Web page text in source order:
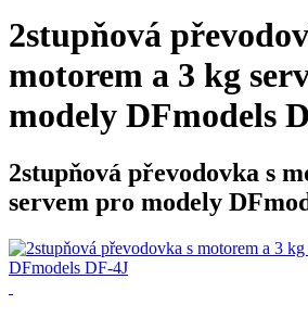
2stupňová
motorem a 3 kg
modely DFmodels
2stupňová převodovka s
servem pro modely